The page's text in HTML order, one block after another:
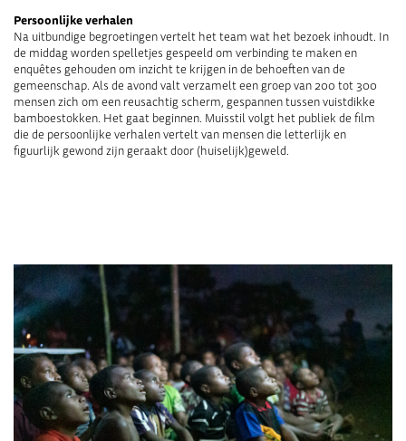
Persoonlijke verhalen
Na uitbundige begroetingen vertelt het team wat het bezoek inhoudt. In
de middag worden spelletjes gespeeld om verbinding te maken en
enquêtes gehouden om inzicht te krijgen in de behoeften van de
gemeenschap. Als de avond valt verzamelt een groep van 200 tot 300
mensen zich om een reusachtig scherm, gespannen tussen vuistdikke
bamboestokken. Het gaat beginnen. Muisstil volgt het publiek de film
die de persoonlijke verhalen vertelt van mensen die letterlijk en
figuurlijk gewond zijn geraakt door (huiselijk)geweld.